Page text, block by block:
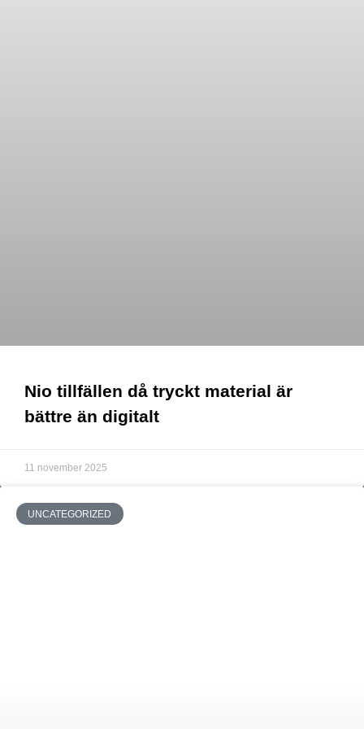
Nio tillfällen då tryckt material är
bättre än digitalt
11 november 2025
UNCATEGORIZED